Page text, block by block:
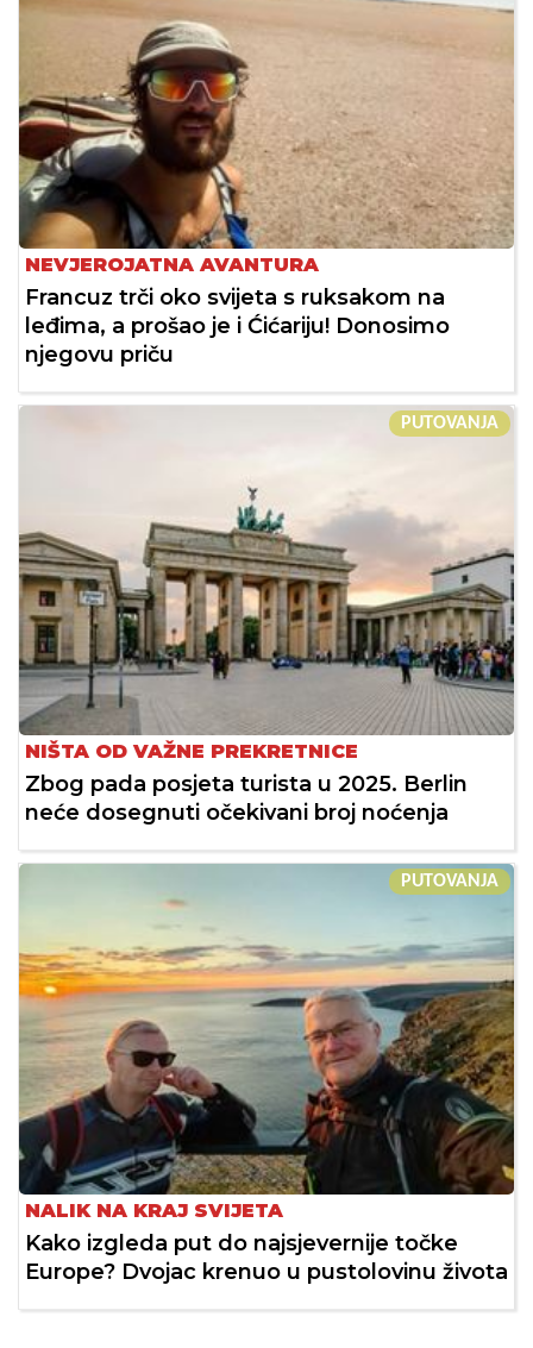
NEVJEROJATNA AVANTURA
Francuz trči oko svijeta s ruksakom na
leđima, a prošao je i Ćićariju! Donosimo
njegovu priču
PUTOVANJA
NIŠTA OD VAŽNE PREKRETNICE
Zbog pada posjeta turista u 2025. Berlin
neće dosegnuti očekivani broj noćenja
PUTOVANJA
NALIK NA KRAJ SVIJETA
Kako izgleda put do najsjevernije točke
Europe? Dvojac krenuo u pustolovinu života